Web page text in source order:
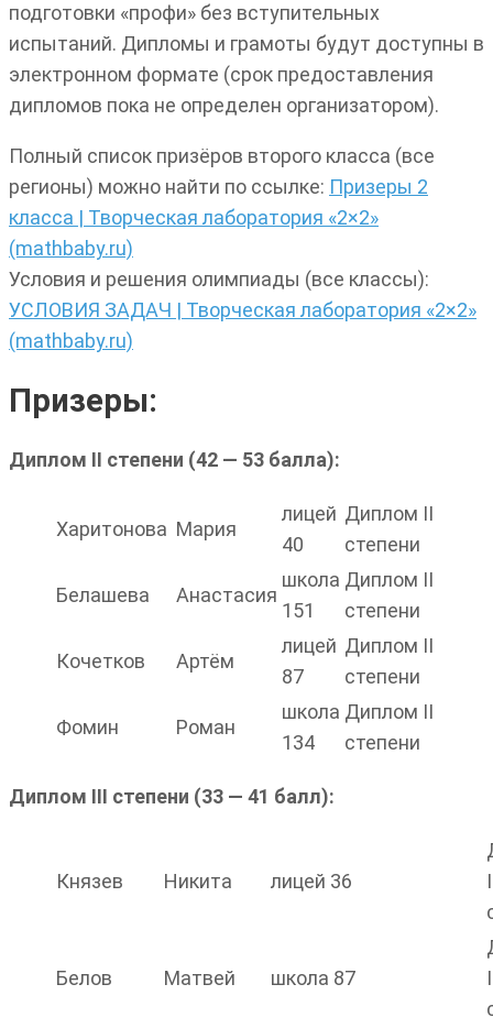
подготовки «профи» без вступительных
испытаний. Дипломы и грамоты будут доступны в
электронном формате (срок предоставления
дипломов пока не определен организатором).
Полный список призёров второго класса (все
регионы) можно найти по ссылке: Призеры 2
класса | Творческая лаборатория «2×2»
(mathbaby.ru)
Условия и решения олимпиады (все классы):
УСЛОВИЯ ЗАДАЧ | Творческая лаборатория «2×2»
(mathbaby.ru)
Призеры:
Диплом II степени (42 — 53 балла):
Харитонова Мария
лицей
40
Диплом II
степени
Белашева Анастасия
школа
151
Диплом II
степени
Кочетков Артём
лицей
87
Диплом II
степени
Фомин Роман
школа
134
Диплом II
степени
Диплом III степени (33 — 41 балл):
Князев Никита лицей 36
Белов Матвей школа 87